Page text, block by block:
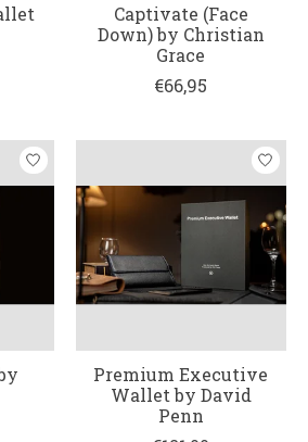
Captivate (Face
Down) by Christian
Grace
€66,95
Premium Executive
Wallet by David
Penn